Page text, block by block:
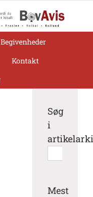
Begivenheder
Kontakt
Søg
i
efter:
Mest